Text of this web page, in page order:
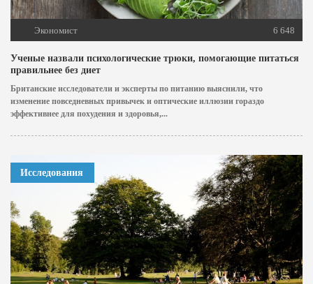
Экономист 6 648
Ученые назвали психологические трюки, помогающие питаться
правильнее без диет
Британские исследователи и эксперты по питанию выяснили, что
изменение повседневных привычек и оптические иллюзии гораздо
эффективнее для похудения и здоровья,...
Исследования